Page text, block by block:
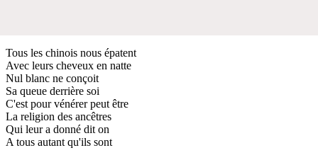
Tous les chinois nous épatent
Avec leurs cheveux en natte
Nul blanc ne conçoit
Sa queue derrière soi
C'est pour vénérer peut être
La religion des ancêtres
Qui leur a donné dit on
A tous autant qu'ils sont